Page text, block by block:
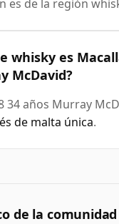
es de la región
whisky es
McDavid?
34 años Murray
de malta única.
de la comunidad